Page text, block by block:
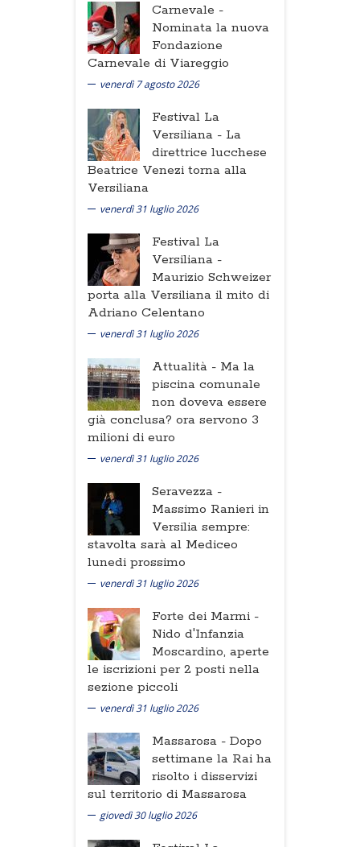
Carnevale -
Nominata la nuova
Fondazione
Carnevale di Viareggio
venerdì 7 agosto 2026
Festival La
Versiliana - La
direttrice lucchese
Beatrice Venezi torna alla
Versiliana
venerdì 31 luglio 2026
Festival La
Versiliana -
Maurizio Schweizer
porta alla Versiliana il mito di
Adriano Celentano
venerdì 31 luglio 2026
Attualità - Ma la
piscina comunale
non doveva essere
già conclusa? ora servono 3
milioni di euro
venerdì 31 luglio 2026
Seravezza -
Massimo Ranieri in
Versilia sempre:
stavolta sarà al Mediceo
lunedi prossimo
venerdì 31 luglio 2026
Forte dei Marmi -
Nido d'Infanzia
Moscardino, aperte
le iscrizioni per 2 posti nella
sezione piccoli
venerdì 31 luglio 2026
Massarosa - Dopo
settimane la Rai ha
risolto i disservizi
sul territorio di Massarosa
giovedì 30 luglio 2026